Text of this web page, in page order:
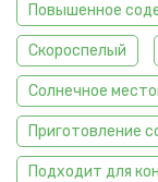
Повышенное
Скороспелый
Солнечное
Приготовление
Подходит для